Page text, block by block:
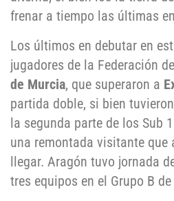
frenar a tiempo las últimas
Los últimos en debutar en
jugadores de la Federación
de Murcia, que superaron a
partida doble, si bien
la segunda parte de los Sub
una remontada visitante que
llegar. Aragón tuvo jornada
tres equipos en el Grupo B